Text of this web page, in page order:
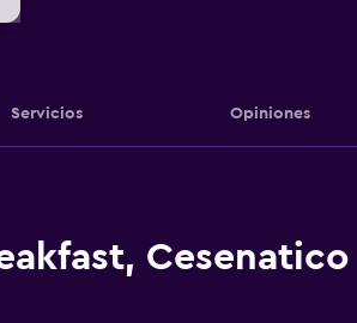
Servicios Opiniones
Cesenatico